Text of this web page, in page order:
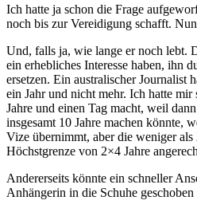
Ich hatte ja schon die Frage
noch bis zur Vereidigung schafft.
Und, falls ja, wie lange er noch lebt.
ein erhebliches Interesse haben, ihn
ersetzen. Ein australischer Journalist
ein Jahr und nicht mehr. Ich hatte
Jahre und einen Tag macht, weil
insgesamt 10 Jahre machen könnte,
Vize übernimmt, aber die weniger
Höchstgrenze von 2×4 Jahre
Andererseits könnte ein schneller
Anhängerin in die Schuhe geschoben